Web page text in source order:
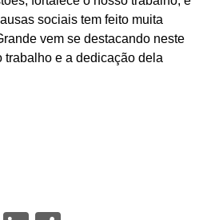
sociais tem feito muita
vem se destacando neste
trabalho e a dedicação dela